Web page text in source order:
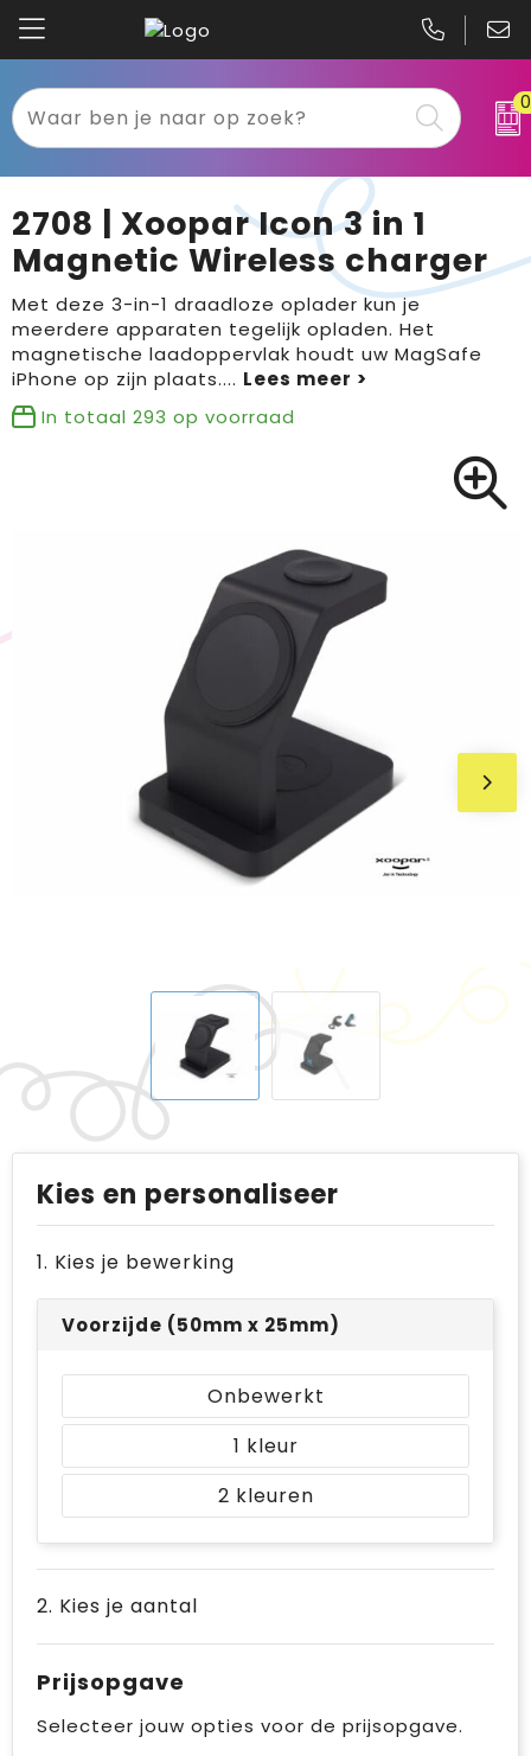
0
Textiel
Werkkleding
Sport
Tassen
Bloemen, planten en bomen
Brievenbuspakketten
Kariban
B&C
Gildan
Clique
Printer
2708 | Xoopar Icon 3 in 1
Magnetic Wireless charger
Met deze 3-in-1 draadloze oplader kun je
meerdere apparaten tegelijk opladen. Het
magnetische laadoppervlak houdt uw MagSafe
iPhone op zijn plaats....
In totaal 293 op voorraad
Kies en personaliseer
1. Kies je bewerking
Voorzijde (50mm x 25mm)
Onbewerkt
1
2
2. Kies je aantal
Prijsopgave
Selecteer jouw opties voor de prijsopgave.